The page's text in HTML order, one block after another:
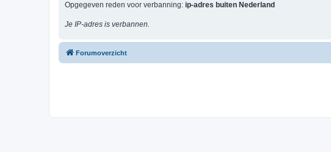
Opgegeven reden voor verbanning: ip-adres buiten Nederland
Je IP-adres is verbannen.
Forumoverzicht